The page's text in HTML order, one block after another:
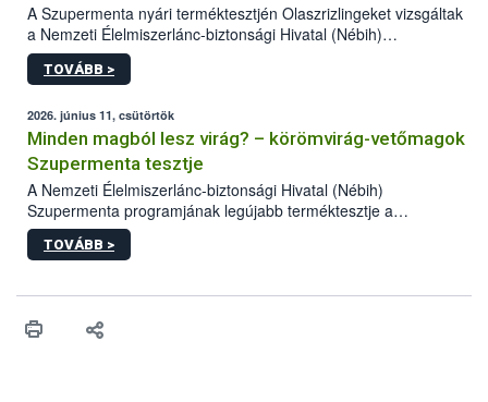
A Szupermenta nyári terméktesztjén Olaszrizlingeket vizsgáltak
a Nemzeti Élelmiszerlánc-biztonsági Hivatal (Nébih)
szakemberei. Összesen 27 bor került „nagyító alá”, melyek az
élelmiszerbiztonsági és -minőségi vizsgálatok, valamint a
vizsgálaton az is kiderült, melyek a kóstolók által
legkedveltebbnek ítélt Olaszrizlingek.
TOVÁBB >
2026. június 11, csütörtök
Minden magból lesz virág? – körömvirág-vetőmagok
Szupermenta tesztje
A Nemzeti Élelmiszerlánc-biztonsági Hivatal (Nébih)
Szupermenta programjának legújabb terméktesztje a
körömvirág-vetőmagokra fókuszált. A hatósági vizsgálatokon a
szakemberek 16 kereskedelmi forgalomban kapható terméket
meg a jogszabályi előírásoknak, egy további termék pedig a
felügyelők mind a négy esetben eljárást indítottak és elrendelték
TOVÁBB >